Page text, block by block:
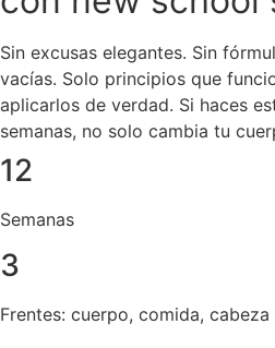
Sin excusas elegantes. Sin
vacías. Solo principios que
aplicarlos de verdad. Si haces
semanas, no solo cambia tu
12
Semanas
3
Frentes: cuerpo, comida, cabeza